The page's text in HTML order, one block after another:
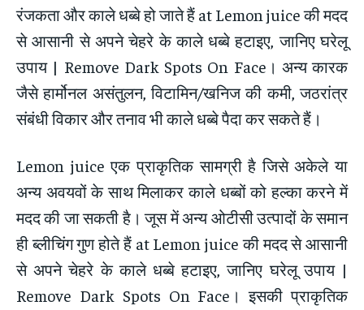
रंजकता और काले धब्बे हो जाते हैं at Lemon juice की मदद
से आसानी से अपने चेहरे के काले धब्बे हटाइए, जानिए घरेलू
उपाय | Remove Dark Spots On Face। अन्य कारक
जैसे हार्मोनल असंतुलन, विटामिन/खनिज की कमी, जठरांत्र
संबंधी विकार और तनाव भी काले धब्बे पैदा कर सकते हैं।
Lemon juice एक प्राकृतिक सामग्री है जिसे अकेले या
अन्य अवयवों के साथ मिलाकर काले धब्बों को हल्का करने में
मदद की जा सकती है। जूस में अन्य ओटीसी उत्पादों के समान
ही ब्लीचिंग गुण होते हैं at Lemon juice की मदद से आसानी
से अपने चेहरे के काले धब्बे हटाइए, जानिए घरेलू उपाय |
Remove Dark Spots On Face। इसकी प्राकृतिक